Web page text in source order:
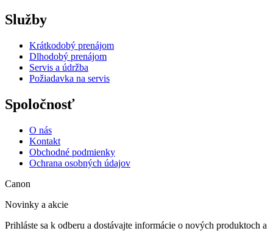
Služby
Krátkodobý prenájom
Dlhodobý prenájom
Servis a údržba
Požiadavka na servis
Spoločnosť
O nás
Kontakt
Obchodné podmienky
Ochrana osobných údajov
Canon
Novinky a akcie
Prihláste sa k odberu a dostávajte informácie o nových produktoch a